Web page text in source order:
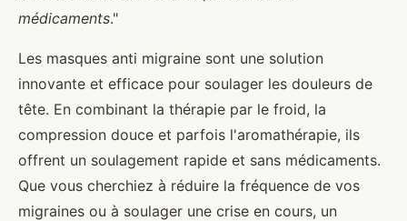
médicaments."
Les masques anti migraine sont une solution
innovante et efficace pour soulager les douleurs de
tête. En combinant la thérapie par le froid, la
compression douce et parfois l'aromathérapie, ils
offrent un soulagement rapide et sans médicaments.
Que vous cherchiez à réduire la fréquence de vos
migraines ou à soulager une crise en cours, un